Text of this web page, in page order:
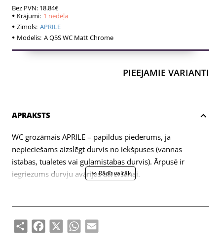
Bez PVN: 18.84€
Krājumi: 1 nedēļa
Zīmols: APRILE
Modelis: A Q5S WC Matt Chrome
PIEEJAMIE VARIANTI
APRAKSTS
WC grozāmais APRILE – papildus piederums, ja
nepieciešams aizslēgt durvis no iekšpuses (vannas
istabas, tualetes vai guļamistabas durvis). Ārpusē ir
iegriezums durvju avārijas atvēršanai.
izgatavot 6x6mm, izmantojot reduktoru). Grozāmais ir
aprīkots ar 5mm biezām metāla rozetēm.
Share Facebook
X WhatsApp
Email